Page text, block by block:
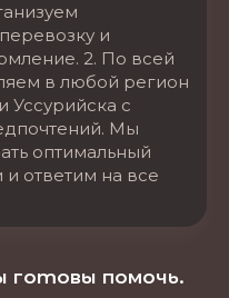
и
2. По всей
в любой регион
Уссурийска с
Мы
оптимальный
и ответим на все
готовы помочь.